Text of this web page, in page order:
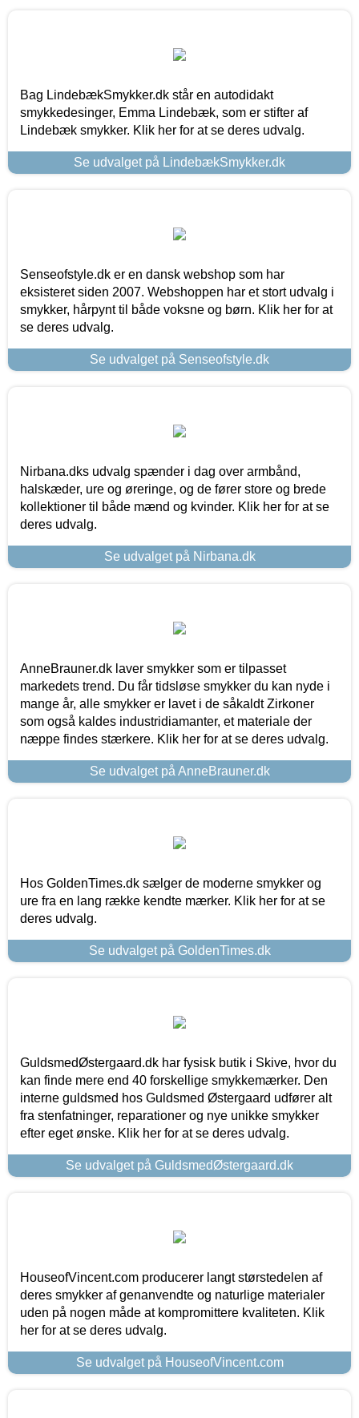
Bag LindebækSmykker.dk står en autodidakt
smykkedesinger, Emma Lindebæk, som er stifter af
Lindebæk smykker. Klik her for at se deres udvalg.
Se udvalget på LindebækSmykker.dk
Senseofstyle.dk er en dansk webshop som har
eksisteret siden 2007. Webshoppen har et stort udvalg i
smykker, hårpynt til både voksne og børn. Klik her for at
se deres udvalg.
Se udvalget på Senseofstyle.dk
Nirbana.dks udvalg spænder i dag over armbånd,
halskæder, ure og øreringe, og de fører store og brede
kollektioner til både mænd og kvinder. Klik her for at se
deres udvalg.
Se udvalget på Nirbana.dk
AnneBrauner.dk laver smykker som er tilpasset
markedets trend. Du får tidsløse smykker du kan nyde i
mange år, alle smykker er lavet i de såkaldt Zirkoner
som også kaldes industridiamanter, et materiale der
næppe findes stærkere. Klik her for at se deres udvalg.
Se udvalget på AnneBrauner.dk
Hos GoldenTimes.dk sælger de moderne smykker og
ure fra en lang række kendte mærker. Klik her for at se
deres udvalg.
Se udvalget på GoldenTimes.dk
GuldsmedØstergaard.dk har fysisk butik i Skive, hvor du
kan finde mere end 40 forskellige smykkemærker. Den
interne guldsmed hos Guldsmed Østergaard udfører alt
fra stenfatninger, reparationer og nye unikke smykker
efter eget ønske. Klik her for at se deres udvalg.
Se udvalget på GuldsmedØstergaard.dk
HouseofVincent.com producerer langt størstedelen af
deres smykker af genanvendte og naturlige materialer
uden på nogen måde at kompromittere kvaliteten. Klik
her for at se deres udvalg.
Se udvalget på HouseofVincent.com